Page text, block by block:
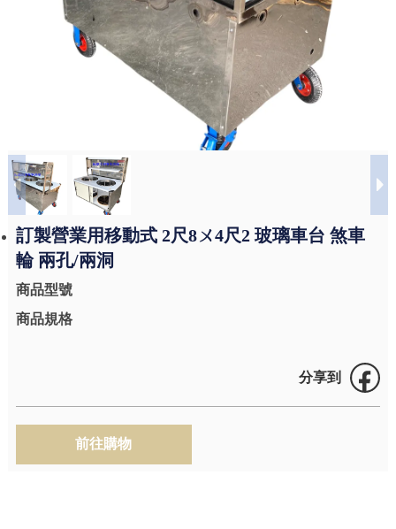
訂製營業用移動式 2尺8ㄨ4尺2 玻璃車台 煞車
輪 兩孔/兩洞
商品型號
商品規格
分享到